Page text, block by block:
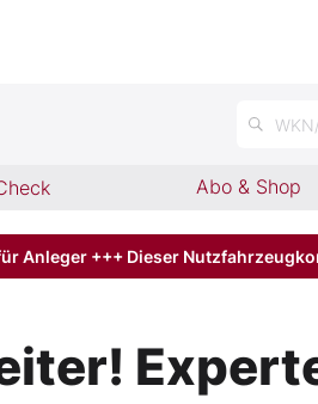
Abo & Shop
Anleger +++ Dieser